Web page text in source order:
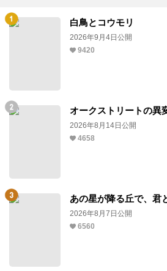
白鳥とコウモリ
2026年9月4日公開
9420
オークストリートの異
2026年8月14日公開
4658
あの星が降る丘で、君
2026年8月7日公開
6560